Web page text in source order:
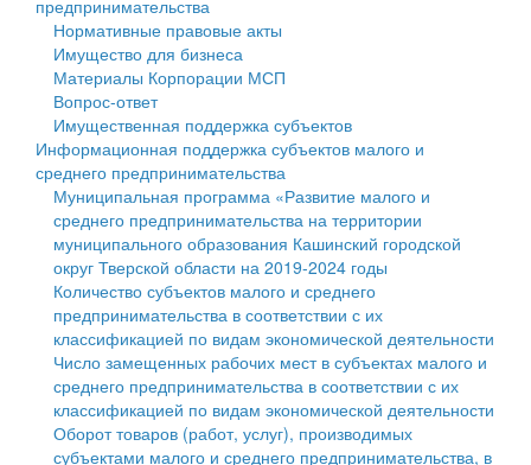
Государственные услуги
Промышленность и АПК
Экономика и бизнес
...
Символика
Устав
Гостям округа
Туризм
Культура
Образование
Здравоохранение
Социальная защита
Фотоальбом
муниципального округа Тверской области
Администрация Кашинского муниципального округа
Тверской области
Управление сельскими территориями
Открытые данные
Работа с обращениями граждан
Муниципальный контроль
Муниципальные услуги
Проекты административных регламентов
Финансовое управление
Бюджет для граждан
Имущество
Выявление правообладателей ранее учтенных
объектов недвижимости
Имущественная поддержка субъектов малого и
среднего предпринимательства
Информационная поддержка субъектов малого и
среднего предпринимательства
предпринимательства
Нормативные правовые акты
Имущество для бизнеса
Материалы Корпорации МСП
Вопрос-ответ
Имущественная поддержка субъектов
Информационная поддержка субъектов малого и
среднего предпринимательства
Муниципальная программа «Развитие малого и
среднего предпринимательства на территории
муниципального образования Кашинский городской
округ Тверской области на 2019-2024 годы
Количество субъектов малого и среднего
предпринимательства в соответствии с их
классификацией по видам экономической деятельности
Число замещенных рабочих мест в субъектах малого и
среднего предпринимательства в соответствии с их
классификацией по видам экономической деятельности
Оборот товаров (работ, услуг), производимых
субъектами малого и среднего предпринимательства, в